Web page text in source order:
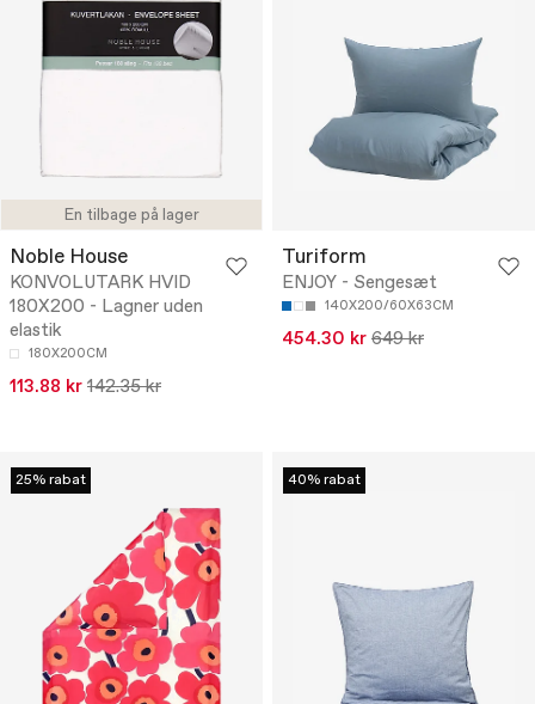
En tilbage på lager
Noble House
KONVOLUTARK HVID
180X200 - Lagner uden
elastik
180X200CM
113.88 kr 142.35 kr
Turiform
ENJOY - Sengesæt
140X200/60X63CM
454.30 kr 649 kr
25% rabat 40% rabat